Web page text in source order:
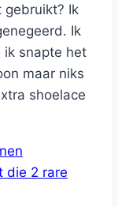
gebruikt? Ik
Ik
snapte het
maar niks
shoelace
die 2 rare